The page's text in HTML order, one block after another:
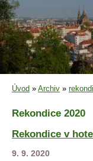
Úvod » Archiv »
Rekondice 2020
Rekondice v
9. 9. 2020